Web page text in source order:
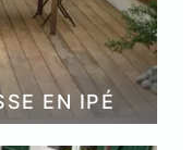
EN IPÉ